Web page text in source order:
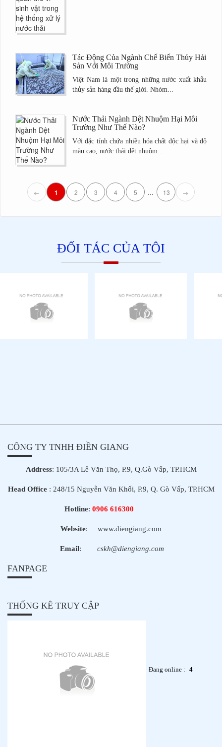
Tác Động Của Ngành Chế Biến Thủy Hải
Sản Với Môi Trường
Việt Nam là một trong những nước xuất khẩu
thủy sản hàng đầu thế giới. Nhóm...
Nước Thải Ngành Dệt Nhuộm Hại Môi
Trường Như Thế Nào?
Với đặc tính chứa nhiều hóa chất độc hại và độ
màu cao, nước thải dệt nhuộm...
← 1 2 3 4 5 ... 13 →
ĐỐI TÁC CỦA TÔI
CÔNG TY TNHH ĐIỀN GIANG
Address: 105/3A Lê Văn Thọ, P.9, Q.Gò Vấp, TP.HCM
Head Office : 248/15 Nguyễn Văn Khối, P.9, Q. Gò Vấp, TP.HCM
Hotline: 0906 616300
Website: www.diengiang.com
Email: cskh@diengiang.com
FANPAGE
THỐNG KÊ TRUY CẬP
Đang online : 4